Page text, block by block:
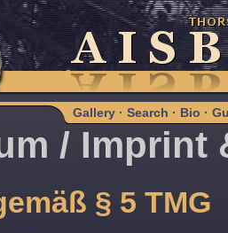
Gallery· Search · Bio ·
/ Imprint
§ 5 TMG